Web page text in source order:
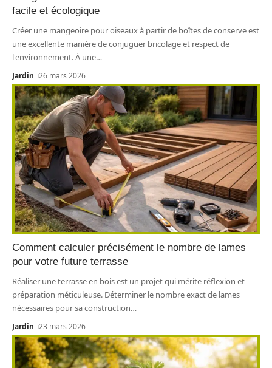
facile et écologique
Créer une mangeoire pour oiseaux à partir de boîtes de conserve est
une excellente manière de conjuguer bricolage et respect de
l'environnement. À une…
Jardin 26 mars 2026
Comment calculer précisément le nombre de lames
pour votre future terrasse
Réaliser une terrasse en bois est un projet qui mérite réflexion et
préparation méticuleuse. Déterminer le nombre exact de lames
nécessaires pour sa construction…
Jardin 23 mars 2026